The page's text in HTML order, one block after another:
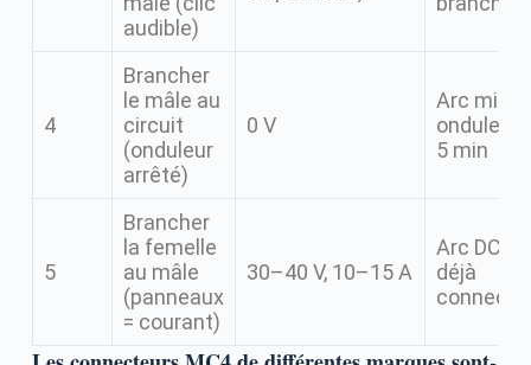
audible)
4
Brancher
le mâle au
circuit
(onduleur
arrêté)
0 V
Arc
onduleur
5 min
5
Brancher
la femelle
au mâle
(panneaux
= courant)
30–40 V, 10–15 A
Arc DC
déjà